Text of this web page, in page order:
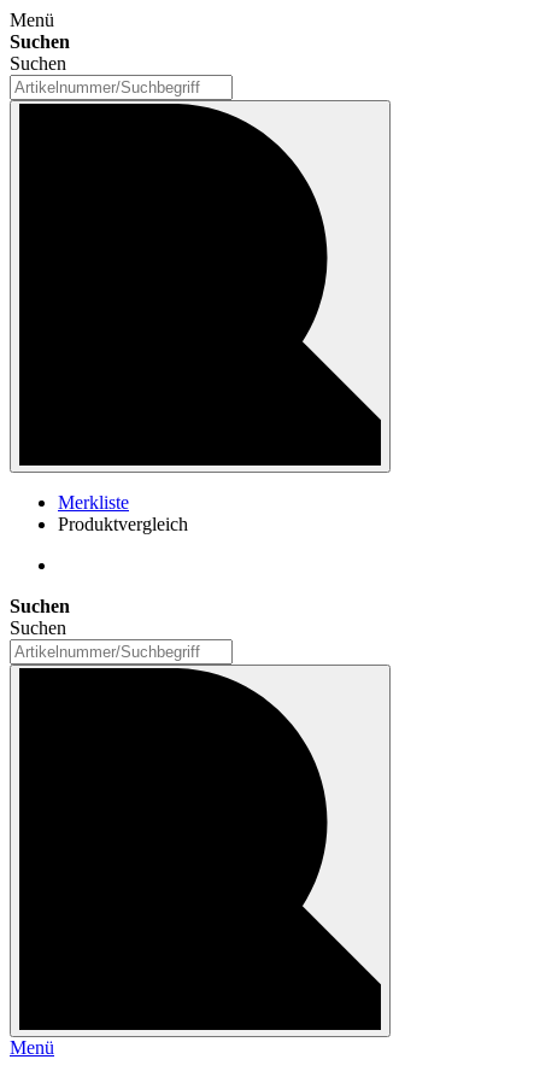
Menü
Suchen
Suchen
Merkliste
Produktvergleich
Suchen
Suchen
Menü